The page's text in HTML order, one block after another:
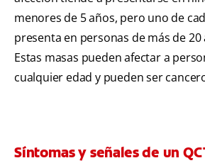
menores de 5 años, pero uno de
presenta en personas de más de 20
Estas masas pueden afectar a
cualquier edad y pueden ser
Síntomas y señales de un